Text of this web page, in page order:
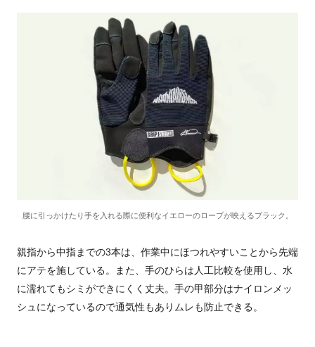
腰に引っかけたり手を入れる際に便利なイエローのロープが映えるブラック。
親指から中指までの3本は、作業中にほつれやすいことから先端
にアテを施している。また、手のひらは人工比較を使用し、水
に濡れてもシミができにくく丈夫。手の甲部分はナイロンメッ
シュになっているので通気性もありムレも防止できる。